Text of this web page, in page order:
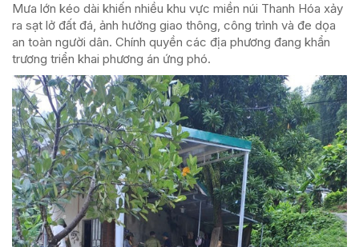
Mưa lớn kéo dài khiến nhiều khu vực miền núi Thanh Hóa xảy
ra sạt lở đất đá, ảnh hưởng giao thông, công trình và đe dọa
an toàn người dân. Chính quyền các địa phương đang khẩn
trương triển khai phương án ứng phó.